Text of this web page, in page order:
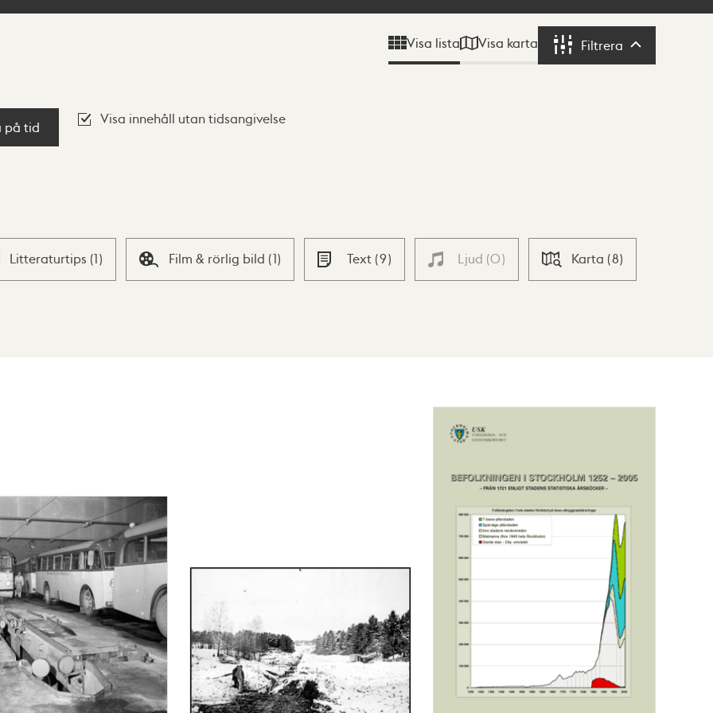
Visa lista Visa karta Filtrera Filtrera
på tid
Visa innehåll utan tidsangivelse
Litteraturtips (1) Film & rörlig bild (1) Text (9) Ljud (0) Karta (8)